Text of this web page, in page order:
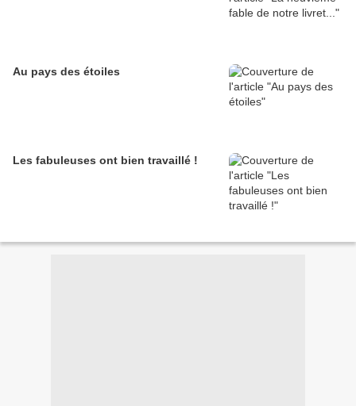
Au pays des étoiles
Les fabuleuses ont bien travaillé !